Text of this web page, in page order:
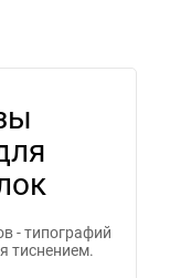
- типографий
тиснением.